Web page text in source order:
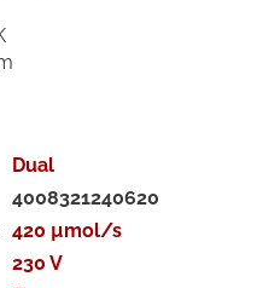
Dual
4008321240620
420 µmol/s
230 V